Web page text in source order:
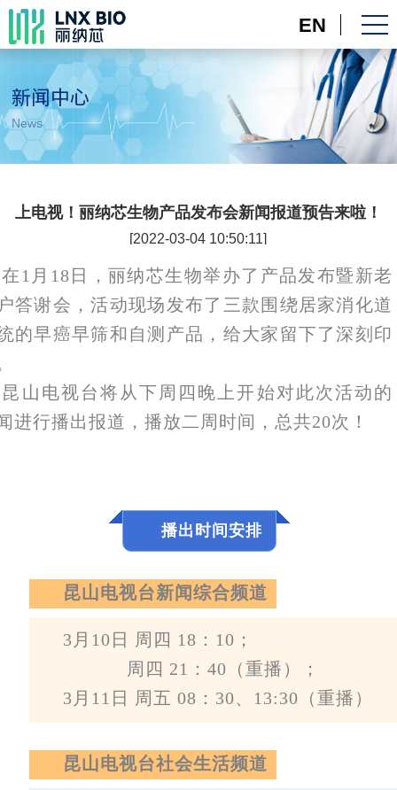
EN
新闻中心
News
上电视！丽纳芯生物产品发布会新闻报道预告来啦！
[2022-03-04 10:50:11]
在1月18日，丽纳芯生物举办了产品发布暨新老
答谢会，活动现场发布了三款围绕居家消化道
的早癌早筛和自测产品，给大家留下了深刻印
昆山电视台将从下周四晚上开始对此次活动的
进行播出报道，播放二周时间，总共20次！
播出时间安排
昆山电视台新闻综合频道
3月10日 周四 18：10；
周四 21：40（重播）；
3月11日 周五 08：30、13:30（重播）
昆山电视台社会生活频道